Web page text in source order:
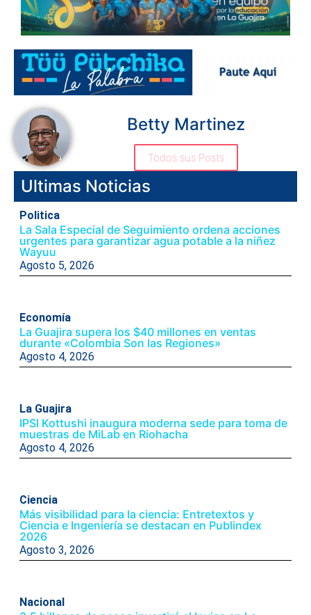
Betty Martinez
Todos sus Posts
Ultimas Noticias
Politica
La Sala Especial de Seguimiento ordena acciones
urgentes para garantizar agua potable a la niñez
Wayuu
Agosto 5, 2026
Economía
La Guajira supera los $40 millones en ventas
durante «Colombia Son las Regiones»
Agosto 4, 2026
La Guajira
IPSI Kottushi inaugura moderna sede para toma de
muestras de MiLab en Riohacha
Agosto 4, 2026
Ciencia
Más visibilidad para la ciencia: Entretextos y
Ciencia e Ingeniería se destacan en Publindex
2026
Agosto 3, 2026
Nacional